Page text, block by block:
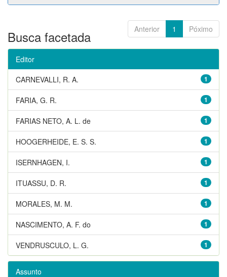
Anterior 1 Póximo
Busca facetada
Editor
1
CARNEVALLI, R. A.
1
FARIA, G. R.
1
FARIAS NETO, A. L. de
1
HOOGERHEIDE, E. S. S.
1
ISERNHAGEN, I.
1
ITUASSU, D. R.
1
MORALES, M. M.
1
NASCIMENTO, A. F. do
1
VENDRUSCULO, L. G.
Assunto